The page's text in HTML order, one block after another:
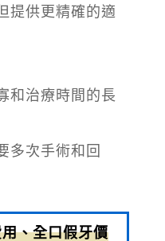
提供更精確的適
和治療時間的長
多次手術和回
、全口假牙價